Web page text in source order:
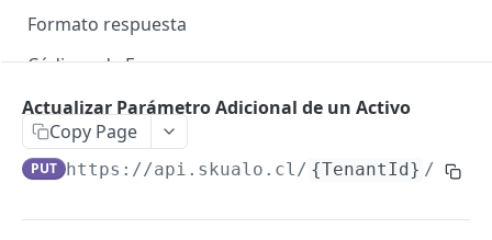
Formato respuesta
Códigos de Errores
Límite de consultas
Paginación
Filtros
Actualizar Parámetro Adicional de un Activo
Copy Page
PUT https://api.skualo.cl/ {TenantId} /